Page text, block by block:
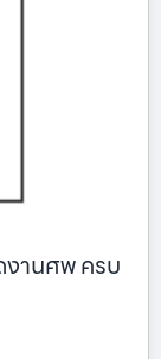
งานศพ ครบ